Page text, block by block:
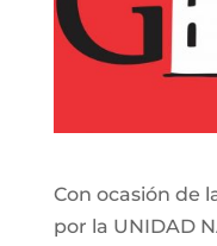
Con ocasión de
por la UNIDAD